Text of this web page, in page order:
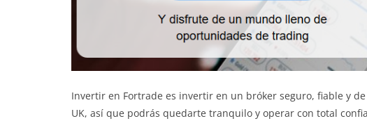
Invertir en Fortrade es invertir en un bróker seguro, fiable y
UK, así que podrás quedarte tranquilo y operar con total